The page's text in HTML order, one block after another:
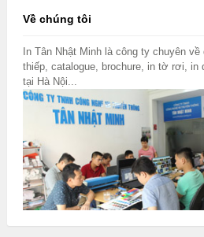
Về chúng tôi
In Tân Nhật Minh là công ty chuyên
thiếp, catalogue, brochure, in tờ rơi, in
tại Hà Nội...